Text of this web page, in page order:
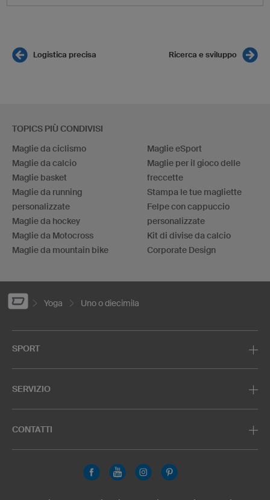
Logistica precisa Ricerca e sviluppo
TOPICS PIÙ CONDIVISI
Maglie da ciclismo
Maglie da calcio
Maglie basket
Maglie da running
personalizzate
Maglie da hockey
Maglie da Motocross
Maglie da mountain bike
Maglie eSport
Maglie per il gioco delle
freccette
Stampa le tue magliette
Felpe con cappuccio
personalizzate
Kit di divise da calcio
Corporate Design
Yoga Uno o diecimila
SPORT
SERVIZIO
CONTATTI